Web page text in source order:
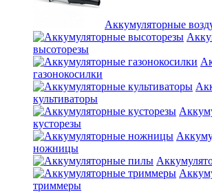
Аккумуляторные
высоторезы
газонокосилки
культиваторы
кусторезы
ножницы
триммеры